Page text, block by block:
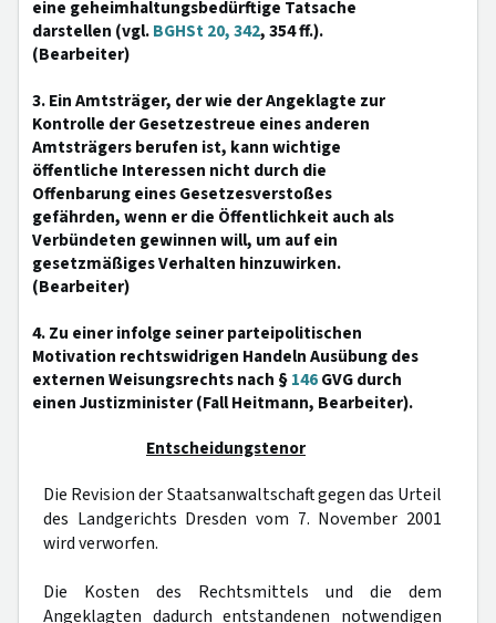
eine geheimhaltungsbedürftige Tatsache
darstellen (vgl.BGHSt 20, 342, 354 ff.).
(Bearbeiter)
3. Ein Amtsträger, der wie der Angeklagte zur
Kontrolle der Gesetzestreue eines anderen
Amtsträgers berufen ist, kann wichtige
öffentliche Interessen nicht durch die
Offenbarung eines Gesetzesverstoßes
gefährden, wenn er die Öffentlichkeit auch als
Verbündeten gewinnen will, um auf ein
gesetzmäßiges Verhalten hinzuwirken.
(Bearbeiter)
4. Zu einer infolge seiner parteipolitischen
Motivation rechtswidrigen Handeln Ausübung des
externen Weisungsrechts nach §146GVG durch
einen Justizminister (Fall Heitmann, Bearbeiter).
Entscheidungstenor
Die Revision der Staatsanwaltschaft gegen das Urteil
des Landgerichts Dresden vom 7. November 2001
wird verworfen.
Die Kosten des Rechtsmittels und die dem
Angeklagten dadurch entstandenen notwendigen